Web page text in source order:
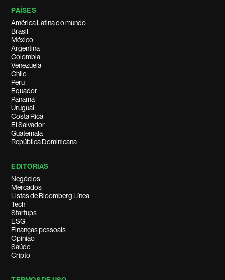
PAÍSES
América Latina e o mundo
Brasil
México
Argentina
Colombia
Venezuela
Chile
Peru
Equador
Panamá
Uruguai
Costa Rica
El Salvador
Guatemala
República Dominicana
EDITORIAS
Negócios
Mercados
Listas de Bloomberg Línea
Tech
Startups
ESG
Finanças pessoais
Opinião
Saúde
Cripto